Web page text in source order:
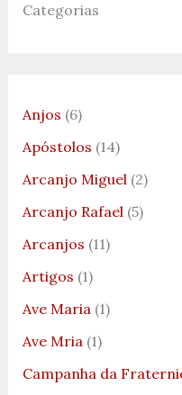
Categorias
Anjos (6)
Apóstolos (14)
Arcanjo Miguel(2)
Arcanjo Rafael(5)
Arcanjos (11)
Artigos (1)
Ave Maria(1)
Ave Mria(1)
Campanha da